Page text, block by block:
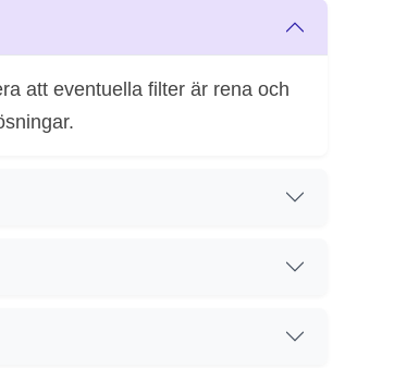
att eventuella filter är rena och